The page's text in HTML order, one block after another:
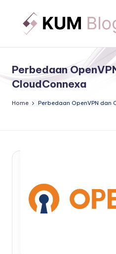
M
B
l
Software
&
Hardware
Perbedaan
CloudConnexa
Home Perbedaan OpenVPN dan